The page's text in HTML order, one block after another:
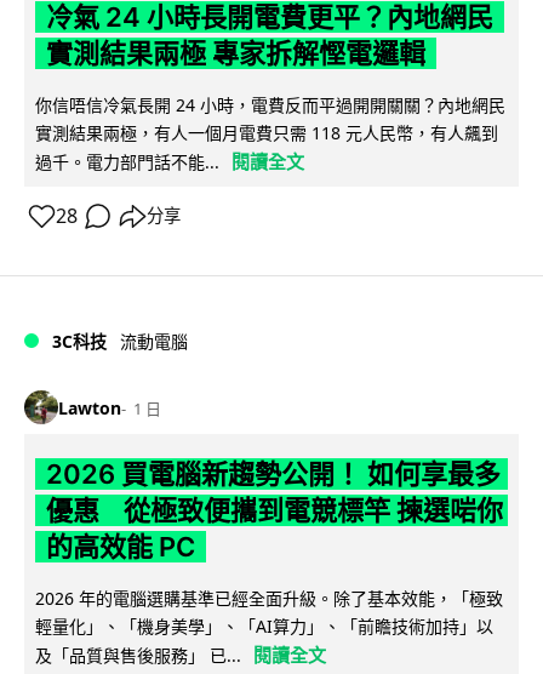
冷氣 24 小時長開電費更平？內地網民
實測結果兩極 專家拆解慳電邏輯
你信唔信冷氣長開 24 小時，電費反而平過開開關關？內地網民
實測結果兩極，有人一個月電費只需 118 元人民幣，有人飆到
過千。電力部門話不能...
閱讀全文
28 分享
3C科技 流動電腦
Lawton 1 日
2026 買電腦新趨勢公開！ 如何享最多
優惠 從極致便攜到電競標竿 揀選啱你
的高效能 PC
2026 年的電腦選購基準已經全面升級。除了基本效能，「極致
輕量化」、「機身美學」、「AI算力」、「前瞻技術加持」以
及「品質與售後服務」 已...
閱讀全文